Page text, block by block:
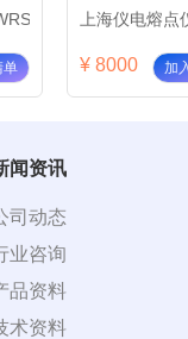
1C
单
上海仪电熔点
¥ 8000 加
闻资讯
司动态
业咨询
品资料
术资料